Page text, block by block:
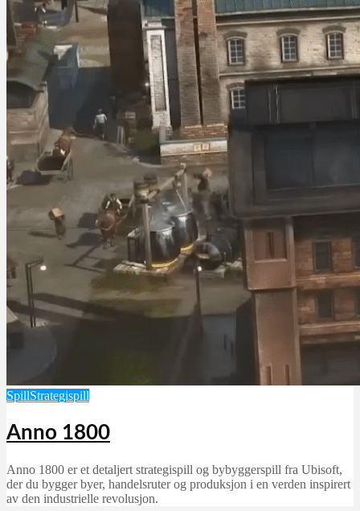
SpillStrategispill
Anno 1800
Anno 1800 er et detaljert strategispill og bybyggerspill fra Ubisoft,
der du bygger byer, handelsruter og produksjon i en verden inspirert
av den industrielle revolusjon.